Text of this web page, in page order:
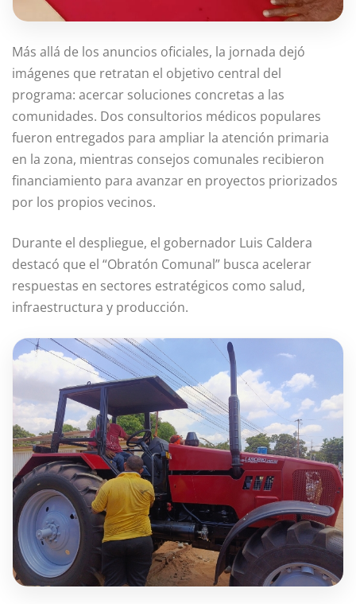
Más allá de los anuncios oficiales, la jornada dejó
imágenes que retratan el objetivo central del
programa: acercar soluciones concretas a las
comunidades. Dos consultorios médicos populares
fueron entregados para ampliar la atención primaria
en la zona, mientras consejos comunales recibieron
financiamiento para avanzar en proyectos priorizados
por los propios vecinos.
Durante el despliegue, el gobernador Luis Caldera
destacó que el “Obratón Comunal” busca acelerar
respuestas en sectores estratégicos como salud,
infraestructura y producción.